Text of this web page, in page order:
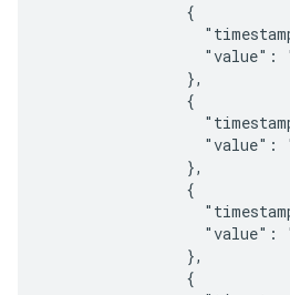
                {
"value":
                },
                {
"value":
                },
                {
"value":
                },
                {